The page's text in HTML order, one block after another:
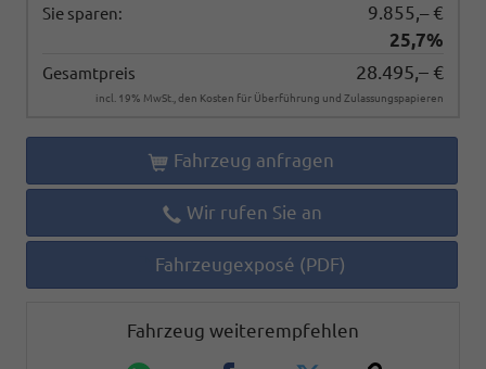
Sie sparen:
9.855,– €
25,7%
Gesamtpreis 28.495,– €
incl. 19% MwSt., den Kosten für Überführung und Zulassungspapieren
Fahrzeug anfragen
Wir rufen Sie an
Fahrzeugexposé (PDF)
Fahrzeug weiterempfehlen